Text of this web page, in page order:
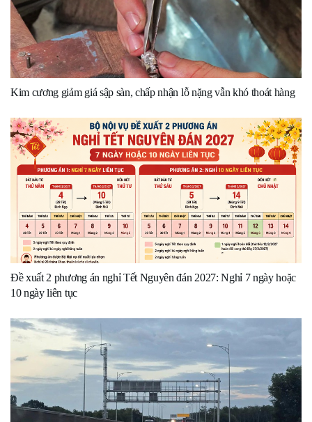
Kim cương giảm giá sập sàn, chấp nhận lỗ nặng vẫn khó thoát hàng
Đề xuất 2 phương án nghỉ Tết Nguyên đán 2027: Nghỉ 7 ngày hoặc
10 ngày liên tục